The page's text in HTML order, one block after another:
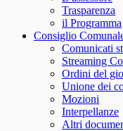
Trasparenza
il Programma
Consiglio
Comunicati
Streaming
Ordini del
Unione dei
Mozioni
Interpellanze
Altri